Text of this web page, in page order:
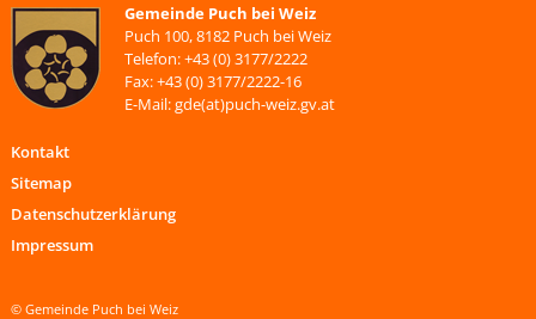
Gemeinde Puch bei Weiz
Puch 100, 8182 Puch bei Weiz
Telefon: +43 (0) 3177/2222
Fax: +43 (0) 3177/2222-16
E-Mail: gde(at)puch-weiz.gv.at
Kontakt
Sitemap
Datenschutzerklärung
Impressum
© Gemeinde Puch bei Weiz